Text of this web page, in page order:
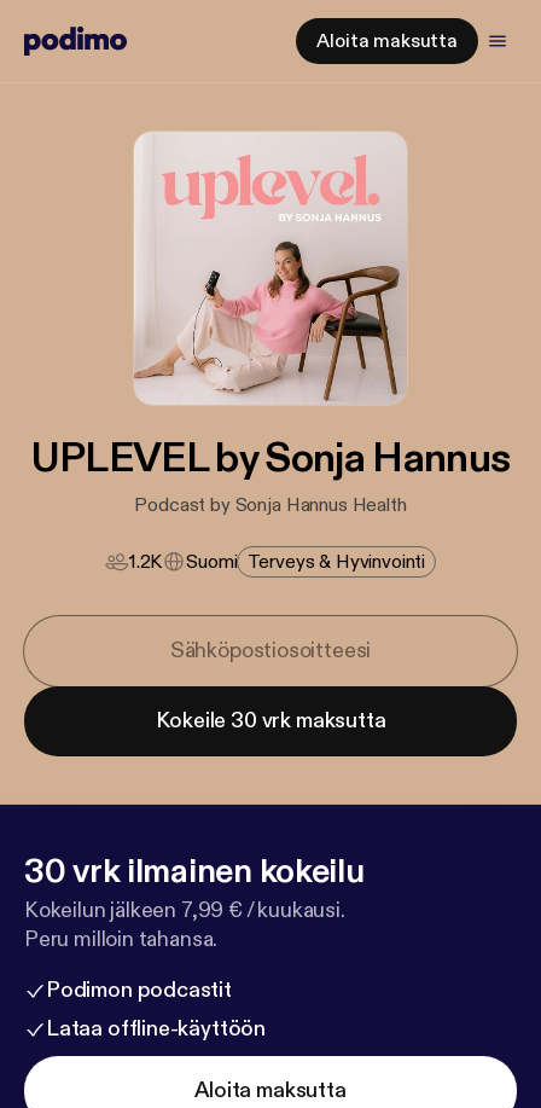
Aloita maksutta
UPLEVEL by Sonja Hannus
Podcast by Sonja Hannus Health
1.2K Suomi Terveys & Hyvinvointi
Kokeile 30 vrk maksutta
30 vrk ilmainen kokeilu
Kokeilun jälkeen 7,99 € / kuukausi.
Peru milloin tahansa.
Podimon podcastit
Lataa offline-käyttöön
Aloita maksutta